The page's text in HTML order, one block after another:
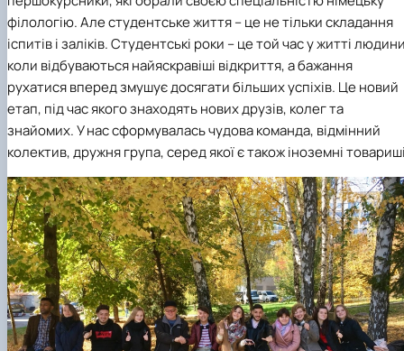
філологію.Але студентське життя – це не тільки складання
іспитів і заліків. Студентські роки – це той час у житті
коли відбуваються найяскравіші відкриття, а бажання
рухатися вперед змушує досягати більших успіхів. Це новий
етап, під час якого знаходять нових друзів, колег та
знайомих. У нас сформувалась чудова команда, відмінний
колектив, дружня група, серед якої є також іноземні